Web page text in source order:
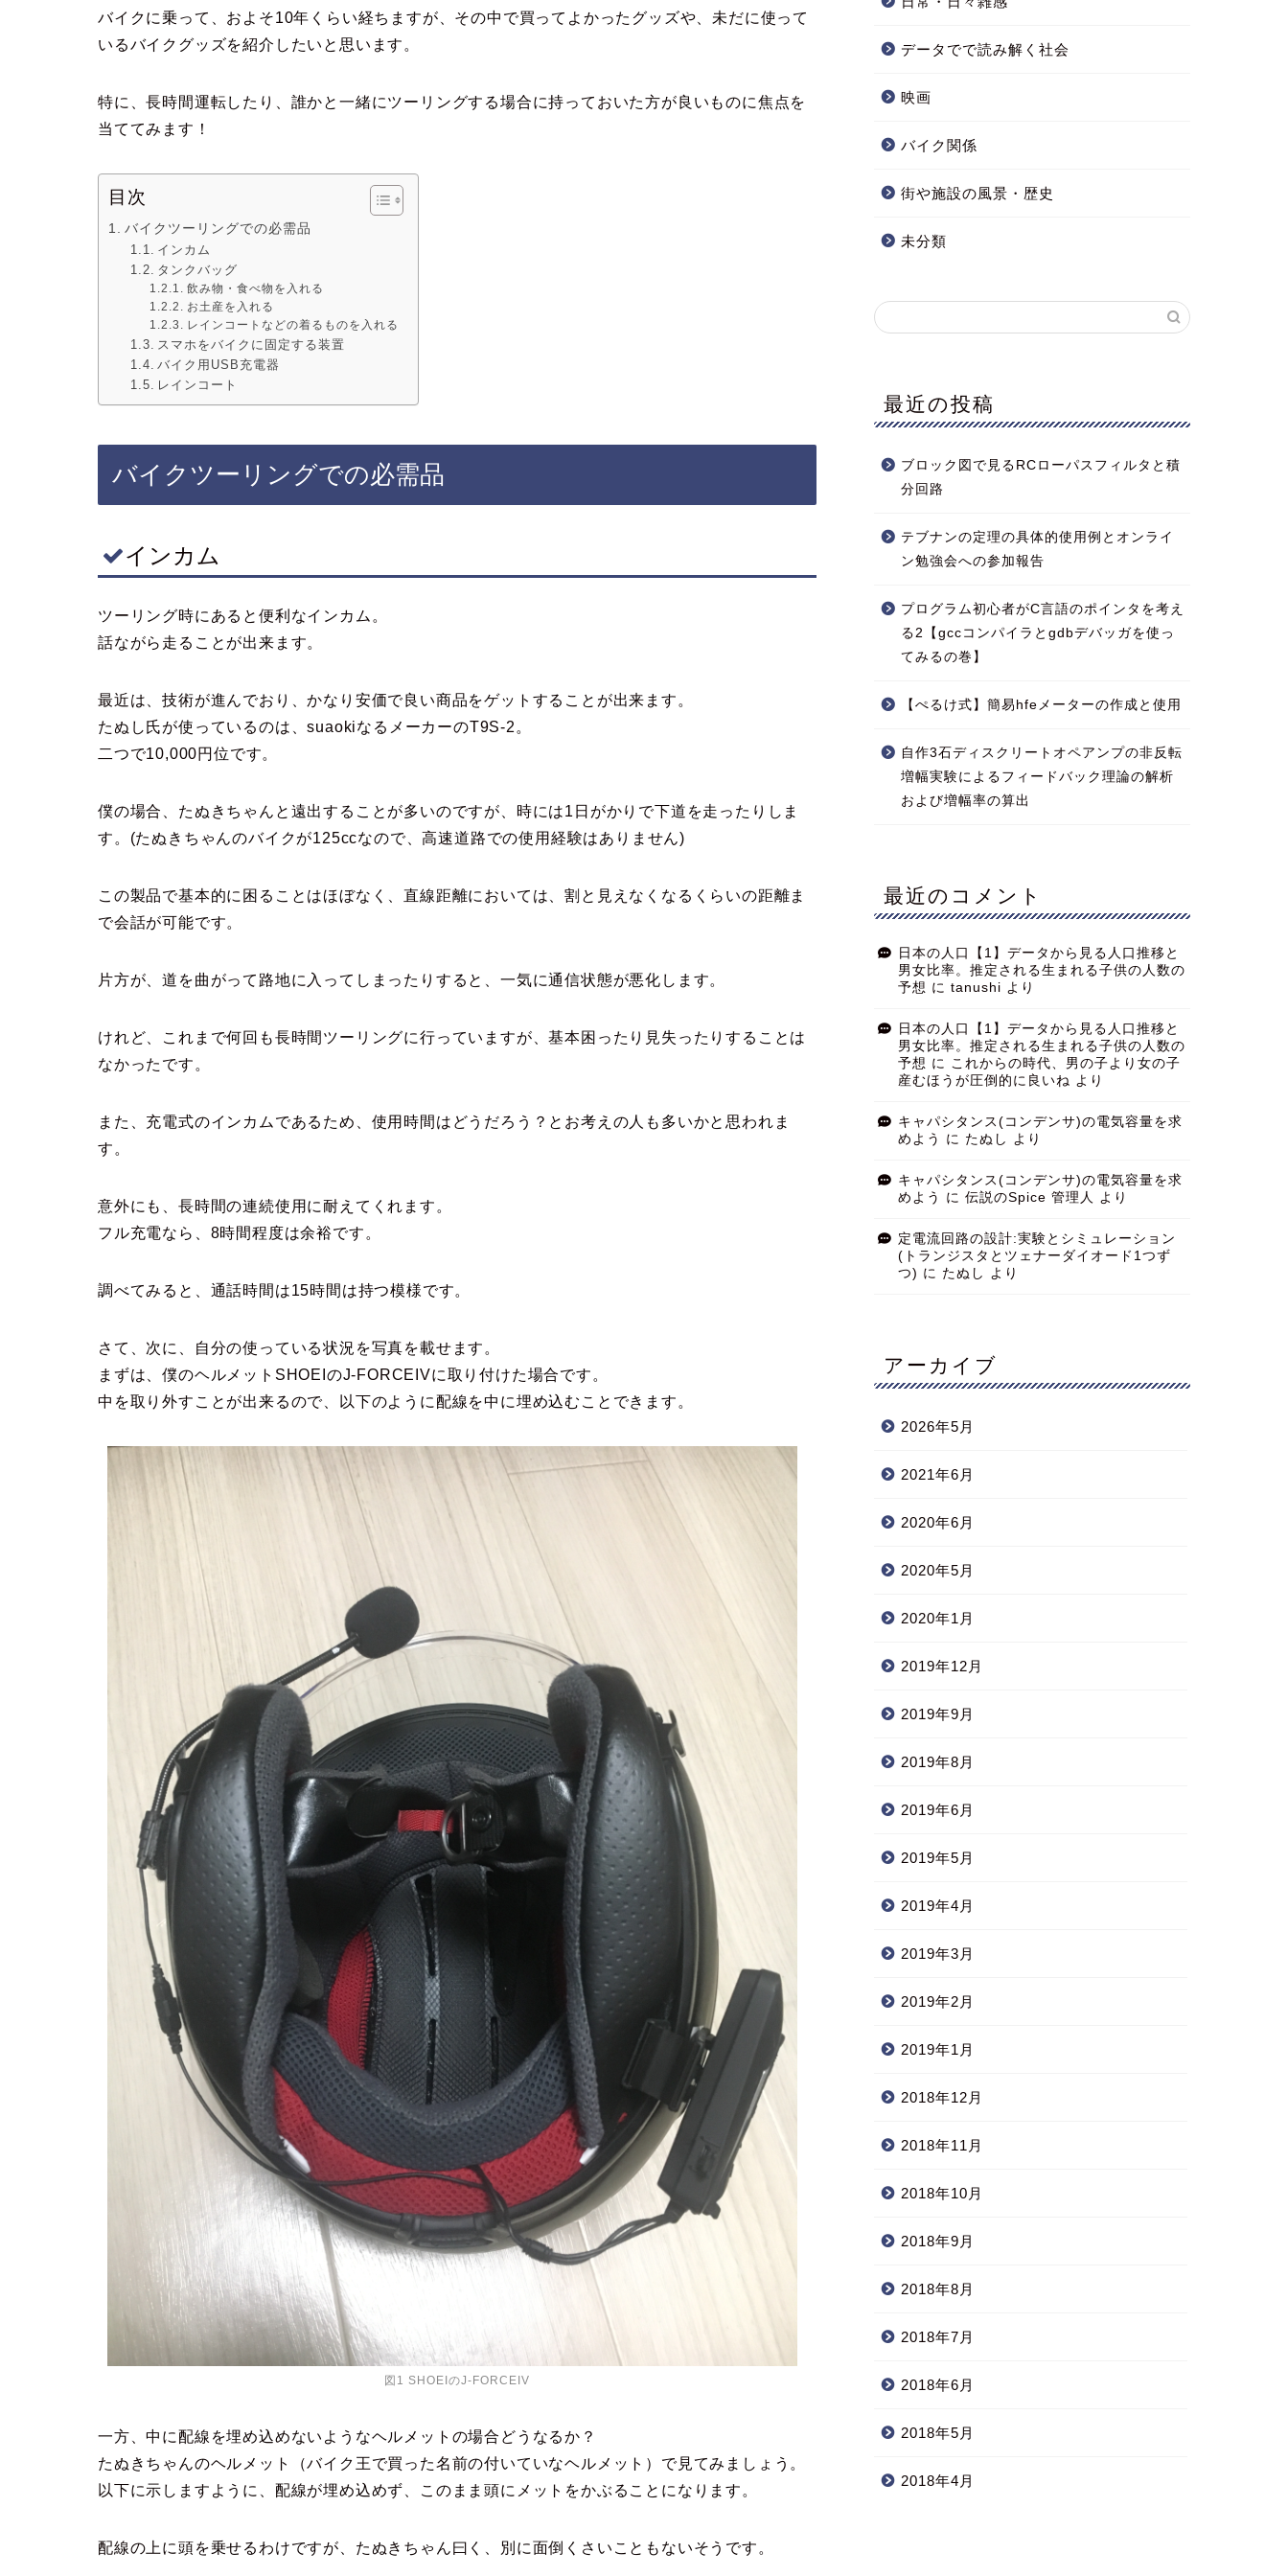
バイクに乗って、およそ10年くらい経ちますが、その中で買ってよかったグッズや、未だに使って
いるバイクグッズを紹介したいと思います。
特に、長時間運転したり、誰かと一緒にツーリングする場合に持っておいた方が良いものに焦点を
当ててみます！
目次
バイクツーリングでの必需品
インカム
タンクバッグ
飲み物・食べ物を入れる
お土産を入れる
レインコートなどの着るものを入れる
スマホをバイクに固定する装置
バイク用USB充電器
レインコート
バイクツーリングでの必需品
インカム
ツーリング時にあると便利なインカム。
話ながら走ることが出来ます。
最近は、技術が進んでおり、かなり安価で良い商品をゲットすることが出来ます。
たぬし氏が使っているのは、suaokiなるメーカーのT9S-2。
二つで10,000円位です。
僕の場合、たぬきちゃんと遠出することが多いのですが、時には1日がかりで下道を走ったりしま
す。(たぬきちゃんのバイクが125ccなので、高速道路での使用経験はありません)
この製品で基本的に困ることはほぼなく、直線距離においては、割と見えなくなるくらいの距離ま
で会話が可能です。
片方が、道を曲がって路地に入ってしまったりすると、一気に通信状態が悪化します。
けれど、これまで何回も長時間ツーリングに行っていますが、基本困ったり見失ったりすることは
なかったです。
また、充電式のインカムであるため、使用時間はどうだろう？とお考えの人も多いかと思われま
す。
意外にも、長時間の連続使用に耐えてくれます。
フル充電なら、8時間程度は余裕です。
調べてみると、通話時間は15時間は持つ模様です。
さて、次に、自分の使っている状況を写真を載せます。
まずは、僕のヘルメットSHOEIのJ-FORCEIVに取り付けた場合です。
中を取り外すことが出来るので、以下のように配線を中に埋め込むことできます。
図1 SHOEIのJ-FORCEIV
一方、中に配線を埋め込めないようなヘルメットの場合どうなるか？
たぬきちゃんのヘルメット（バイク王で買った名前の付いていなヘルメット）で見てみましょう。
以下に示しますように、配線が埋め込めず、このまま頭にメットをかぶることになります。
配線の上に頭を乗せるわけですが、たぬきちゃん曰く、別に面倒くさいこともないそうです。
データでで読み解く社会
映画
バイク関係
街や施設の風景・歴史
未分類
最近の投稿
ブロック図で見るRCローパスフィルタと積
分回路
テブナンの定理の具体的使用例とオンライ
ン勉強会への参加報告
プログラム初心者がC言語のポインタを考え
る2【gccコンパイラとgdbデバッガを使っ
てみるの巻】
【ぺるけ式】簡易hfeメーターの作成と使用
自作3石ディスクリートオペアンプの非反転
増幅実験によるフィードバック理論の解析
および増幅率の算出
最近のコメント
日本の人口【1】データから見る人口推移と
男女比率。推定される生まれる子供の人数の
予想 に tanushi より
日本の人口【1】データから見る人口推移と
男女比率。推定される生まれる子供の人数の
予想 に これからの時代、男の子より女の子
産むほうが圧倒的に良いね より
キャパシタンス(コンデンサ)の電気容量を求
めよう
に たぬし より
キャパシタンス(コンデンサ)の電気容量を求
めよう
に 伝説のSpice 管理人 より
定電流回路の設計:実験とシミュレーション
(トランジスタとツェナーダイオード1つず
つ) に たぬし より
アーカイブ
2026年5月
2021年6月
2020年6月
2020年5月
2020年1月
2019年12月
2019年9月
2019年8月
2019年6月
2019年5月
2019年4月
2019年3月
2019年2月
2019年1月
2018年12月
2018年11月
2018年10月
2018年9月
2018年8月
2018年7月
2018年6月
2018年5月
2018年4月